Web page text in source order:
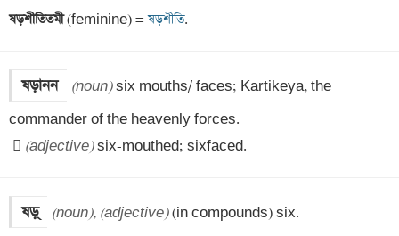
ষড়শীতিতমী (feminine) = ষড়শীতি.
ষড়ানন (noun) six mouths/ faces; Kartikeya, the
 (adjective) six-mouthed; sixfaced.
(noun), (adjective)